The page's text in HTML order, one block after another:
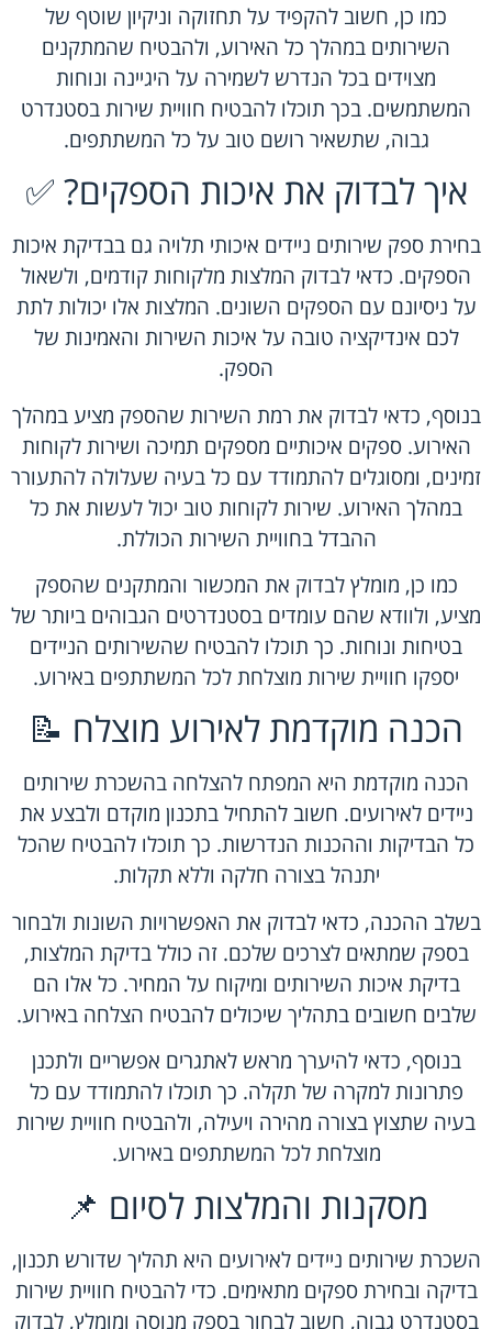
כמו כן, חשוב להקפיד על תחזוקה וניקיון שוטף של
השירותים במהלך כל האירוע, ולהבטיח שהמתקנים
מצוידים בכל הנדרש לשמירה על היגיינה ונוחות
המשתמשים. בכך תוכלו להבטיח חוויית שירות בסטנדרט
גבוה, שתשאיר רושם טוב על כל המשתתפים.
איך לבדוק את איכות הספקים? ✅
בחירת ספק שירותים ניידים איכותי תלויה גם בבדיקת איכות
הספקים. כדאי לבדוק המלצות מלקוחות קודמים, ולשאול
על ניסיונם עם הספקים השונים. המלצות אלו יכולות לתת
לכם אינדיקציה טובה על איכות השירות והאמינות של
הספק.
בנוסף, כדאי לבדוק את רמת השירות שהספק מציע במהלך
האירוע. ספקים איכותיים מספקים תמיכה ושירות לקוחות
זמינים, ומסוגלים להתמודד עם כל בעיה שעלולה להתעורר
במהלך האירוע. שירות לקוחות טוב יכול לעשות את כל
ההבדל בחוויית השירות הכוללת.
כמו כן, מומלץ לבדוק את המכשור והמתקנים שהספק
מציע, ולוודא שהם עומדים בסטנדרטים הגבוהים ביותר של
בטיחות ונוחות. כך תוכלו להבטיח שהשירותים הניידים
יספקו חוויית שירות מוצלחת לכל המשתתפים באירוע.
הכנה מוקדמת לאירוע מוצלח 📝
הכנה מוקדמת היא המפתח להצלחה בהשכרת שירותים
ניידים לאירועים. חשוב להתחיל בתכנון מוקדם ולבצע את
כל הבדיקות וההכנות הנדרשות. כך תוכלו להבטיח שהכל
יתנהל בצורה חלקה וללא תקלות.
בשלב ההכנה, כדאי לבדוק את האפשרויות השונות ולבחור
בספק שמתאים לצרכים שלכם. זה כולל בדיקת המלצות,
בדיקת איכות השירותים ומיקוח על המחיר. כל אלו הם
שלבים חשובים בתהליך שיכולים להבטיח הצלחה באירוע.
בנוסף, כדאי להיערך מראש לאתגרים אפשריים ולתכנן
פתרונות למקרה של תקלה. כך תוכלו להתמודד עם כל
בעיה שתצוץ בצורה מהירה ויעילה, ולהבטיח חוויית שירות
מוצלחת לכל המשתתפים באירוע.
מסקנות והמלצות לסיום 📌
השכרת שירותים ניידים לאירועים היא תהליך שדורש תכנון,
בדיקה ובחירת ספקים מתאימים. כדי להבטיח חוויית שירות
בסטנדרט גבוה, חשוב לבחור בספק מנוסה ומומלץ, לבדוק